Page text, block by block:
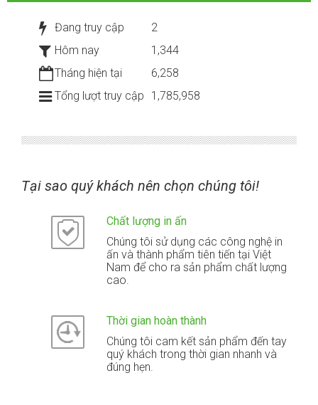
Đang truy cập
2
Hôm nay
1,344
Tháng hiện tại
6,258
Tổng lượt truy cập
1,785,958
Tại sao quý khách nên chọn chúng tôi!
Chất lượng in ấn
Chúng tôi sử dụng các công nghệ in
ấn và thành phẩm tiên tiến tại Việt
Nam để cho ra sản phẩm chất lượng
cao.
Thời gian hoàn thành
Chúng tôi cam kết sản phẩm đến tay
quý khách trong thời gian nhanh và
đúng hẹn.